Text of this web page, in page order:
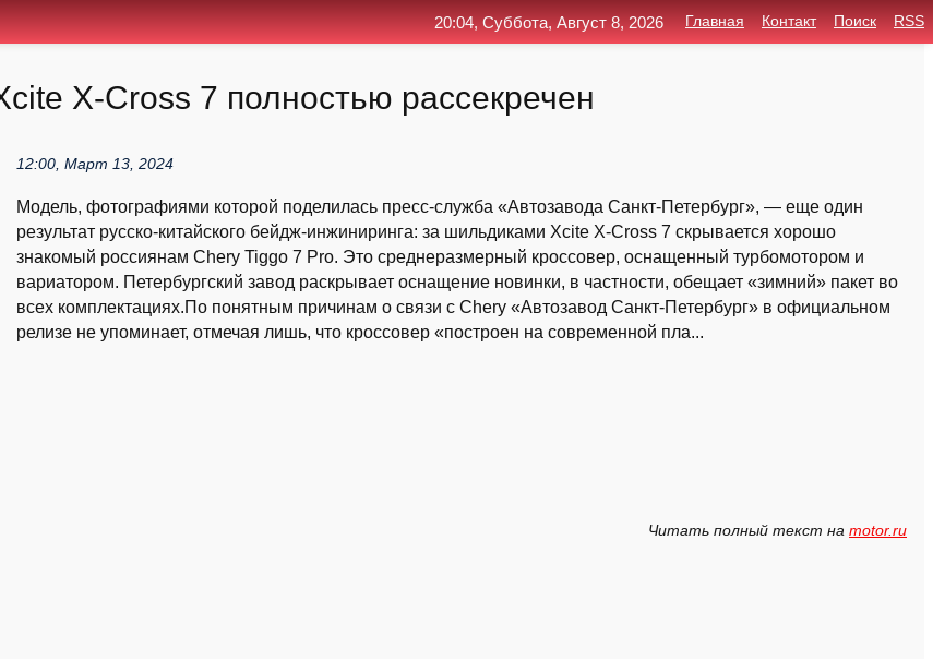
X-Cross 7 полностью рассекречен
12:00, Март 13, 2024
Модель, фотографиями которой поделилась пресс-служба «Автозавода Санкт-Петербург», — еще один
результат русско-китайского бейдж-инжиниринга: за шильдиками Xcite X-Cross 7 скрывается хорошо
знакомый россиянам Chery Tiggo 7 Pro. Это среднеразмерный кроссовер, оснащенный турбомотором и
вариатором. Петербургский завод раскрывает оснащение новинки, в частности, обещает «зимний» пакет во
всех комплектациях.По понятным причинам о связи с Chery «Автозавод Санкт-Петербург» в официальном
релизе не упоминает, отмечая лишь, что кроссовер «построен на современной пла...
Читать полный текст на motor.ru
20:04, Суббота, Август 8, 2026 Главная Контакт Поиск RSS